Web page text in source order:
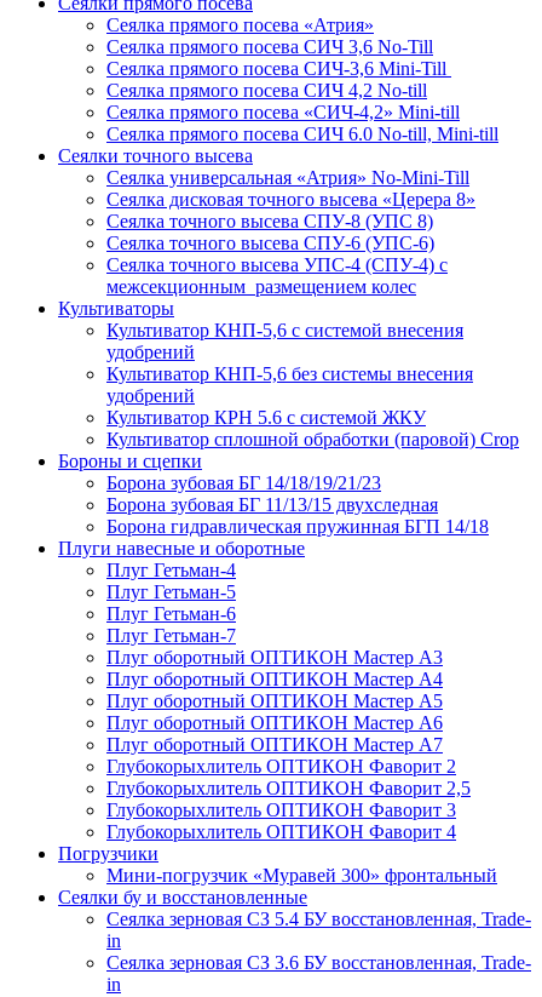
Сеялка прямого посева «Атрия»
Сеялка прямого посева СИЧ 3,6 No-Till
Сеялка прямого посева СИЧ-3,6 Mini-Till
Сеялка прямого посева СИЧ 4,2 No-till
Сеялка прямого посева «СИЧ-4,2» Mini-till
Сеялка прямого посева СИЧ 6.0 No-till, Mini-till
Сеялки точного высева
Сеялка универсальная «Атрия» No-Mini-Till
Сеялка дисковая точного высева «Церера 8»
Сеялка точного высева СПУ-8 (УПС 8)
Сеялка точного высева СПУ-6 (УПС-6)
Сеялка точного высева УПС-4 (СПУ-4) с
межсекционным размещением колес
Культиваторы
Культиватор КНП-5,6 с системой внесения
удобрений
Культиватор КНП-5,6 без системы внесения
удобрений
Культиватор КРН 5.6 с системой ЖКУ
Культиватор сплошной обработки (паровой) Crop
Бороны и сцепки
Борона зубовая БГ 14/18/19/21/23
Борона зубовая БГ 11/13/15 двухследная
Борона гидравлическая пружинная БГП 14/18
Плуги навесные и оборотные
Плуг Гетьман-4
Плуг Гетьман-5
Плуг Гетьман-6
Плуг Гетьман-7
Плуг оборотный ОПТИКОН Мастер А3
Плуг оборотный ОПТИКОН Мастер А4
Плуг оборотный ОПТИКОН Мастер А5
Плуг оборотный ОПТИКОН Мастер А6
Плуг оборотный ОПТИКОН Мастер А7
Глубокорыхлитель ОПТИКОН Фаворит 2
Глубокорыхлитель ОПТИКОН Фаворит 2,5
Глубокорыхлитель ОПТИКОН Фаворит 3
Глубокорыхлитель ОПТИКОН Фаворит 4
Погрузчики
Мини-погрузчик «Муравей 300» фронтальный
Сеялки бу и восстановленные
Сеялка зерновая СЗ 5.4 БУ восстановленная, Trade-
in
Сеялка зерновая СЗ 3.6 БУ восстановленная, Trade-
in